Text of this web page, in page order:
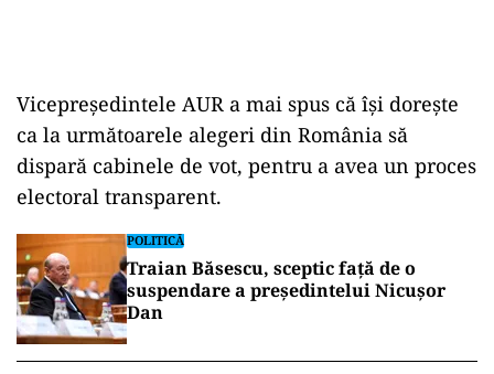
Vicepreședintele AUR a mai spus că își dorește
ca la următoarele alegeri din România să
dispară cabinele de vot, pentru a avea un proces
electoral transparent.
POLITICĂ
Traian Băsescu, sceptic față de o
suspendare a președintelui Nicușor
Dan